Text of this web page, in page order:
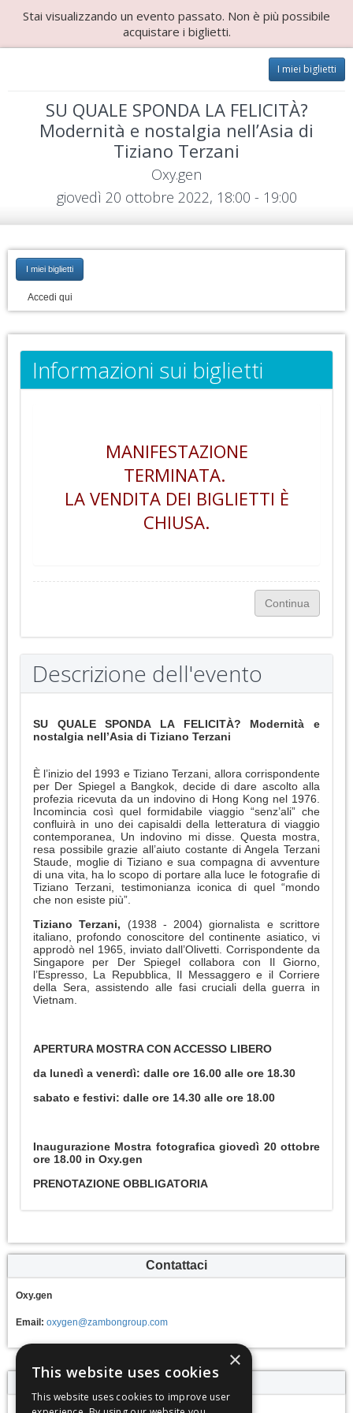
Stai visualizzando un evento passato. Non è più possibile
acquistare i biglietti.
I miei biglietti
SU QUALE SPONDA LA FELICITÀ?
Modernità e nostalgia nell’Asia di
Tiziano Terzani
Oxy.gen
giovedì 20 ottobre 2022, 18:00 - 19:00
I miei biglietti
Accedi qui
Informazioni sui biglietti
MANIFESTAZIONE
TERMINATA.
LA VENDITA DEI BIGLIETTI È
CHIUSA.
Descrizione dell'evento
SU QUALE SPONDA LA FELICITÀ? Modernità e
nostalgia nell’Asia di Tiziano Terzani
È l’inizio del 1993 e Tiziano Terzani, allora corrispondente
per Der Spiegel a Bangkok, decide di dare ascolto alla
profezia ricevuta da un indovino di Hong Kong nel 1976.
Incomincia così quel formidabile viaggio “senz’ali” che
confluirà in uno dei capisaldi della letteratura di viaggio
contemporanea, Un indovino mi disse. Questa mostra,
resa possibile grazie all’aiuto costante di Angela Terzani
Staude, moglie di Tiziano e sua compagna di avventure
di una vita, ha lo scopo di portare alla luce le fotografie di
Tiziano Terzani, testimonianza iconica di quel “mondo
che non esiste più”.
Tiziano Terzani, (1938 - 2004) giornalista e scrittore
italiano, profondo conoscitore del continente asiatico, vi
approdò nel 1965, inviato dall’Olivetti. Corrispondente da
Singapore per Der Spiegel collabora con Il Giorno,
l’Espresso, La Repubblica, Il Messaggero e il Corriere
della Sera, assistendo alle fasi cruciali della guerra in
Vietnam.
APERTURA MOSTRA CON ACCESSO LIBERO
da lunedì a venerdì: dalle ore 16.00 alle ore 18.30
sabato e festivi: dalle ore 14.30 alle ore 18.00
Inaugurazione Mostra fotografica giovedì 20 ottobre
ore 18.00 in Oxy.gen
PRENOTAZIONE OBBLIGATORIA
Contattaci
Oxy.gen
Email: oxygen@zambongroup.com
Calendario eventi
×
This website uses cookies
This website uses cookies to improve user